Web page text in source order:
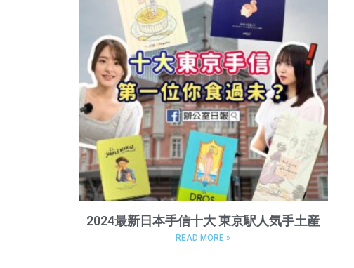
2024最新日本手信十大 東京駅人気手土産
READ MORE »